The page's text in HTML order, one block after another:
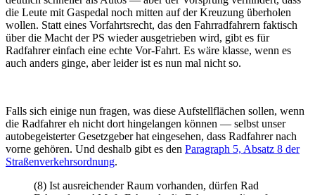
die Leute mit Gaspedal noch mitten auf der Kreuzung überholen
wollen. Statt eines Vorfahrtsrecht, das den Fahrradfahrern faktisch
über die Macht der PS wieder ausgetrieben wird, gibt es für
Radfahrer einfach eine echte Vor-Fahrt. Es wäre klasse, wenn es
auch anders ginge, aber leider ist es nun mal nicht so.
Falls sich einige nun fragen, was diese Aufstellflächen sollen, wenn
die Radfahrer eh nicht dort hingelangen können — selbst unser
autobegeisterter Gesetzgeber hat eingesehen, dass Radfahrer nach
vorne gehören. Und deshalb gibt es den Paragraph 5, Absatz 8 der
Straßenverkehrsordnung.
(8) Ist ausreichender Raum vorhanden, dürfen Rad